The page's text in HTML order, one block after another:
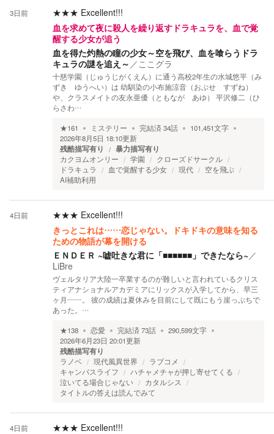
3日前 ★★★ Excellent!!!
血を求めて夜に殺人を繰り返すドラキュラを、血で覚
醒する少女が追う
血を得た灼熱の瞳の少女～空を飛び、血を喰らうドラ
キュラの謎を追え～ ／ ここグラ
十慈学園（じゅうじがくえん）に通う高校2年生の水城悠平（み
ずき ゆうへい）は 幼馴染の小布施涼音（おぶせ すずね）
や、クラスメイトの友永亜優（ともなが あゆ） 平沢修二（ひ
らさわ…
★161 ミステリー 完結済34話 101,451文字
2026年8月5日 18:10更新
残酷描写有り 暴力描写有り
カクヨムオンリー 学園
クローズドサークル
ドラキュラ
血で覚醒する少女 現代
空を飛ぶ
AI補助利用
4日前 ★★★ Excellent!!!
きっとこれは……恋じゃない。ドキドキの意味を知る
ための物語が幕を開ける
ＥＮＤＥＲ ~嘘吐きな君に「■■■■■■」できたなら~／
LiBre
ヴェルタリア大陸一卒業するのが難しいと言われているクリス
ティアナショナルアカデミアにリックスが入学してから、早三
ヶ月――。 彼の成績は夏休みを目前にして既にもう崖っぷちで
あった。…
★138 恋愛 完結済73話 290,599文字
2026年6月23日 20:01更新
残酷描写有り
ラノベ 現代風異世界
ラブコメ
キャンパスライフ
ハチャメチャが押し寄せてくる
泣いてる場合じゃない
カタルシス
タイトルの答えは読んでみて
4日前 ★★★ Excellent!!!